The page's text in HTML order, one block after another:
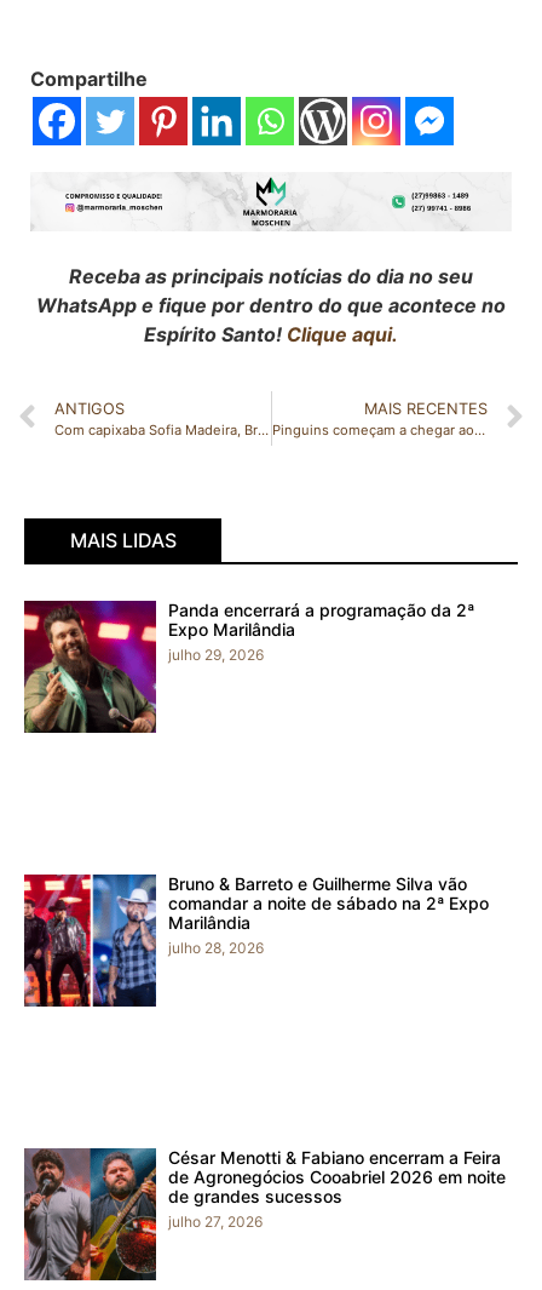
Compartilhe
Receba as principais notícias do dia no seu
WhatsApp e fique por dentro do que acontece no
Espírito Santo! Clique aqui.
ANTIGOS
Com capixaba Sofia Madeira, Brasil conquista bronze na World Challenge Cup de ginástica rítmica
MAIS RECENTES
Pinguins começam a chegar ao Estado e Iema orienta quanto ao resgate
MAIS LIDAS
Panda encerrará a programação da 2ª
Expo Marilândia
julho 29, 2026
Bruno & Barreto e Guilherme Silva vão
comandar a noite de sábado na 2ª Expo
Marilândia
julho 28, 2026
César Menotti & Fabiano encerram a Feira
de Agronegócios Cooabriel 2026 em noite
de grandes sucessos
julho 27, 2026